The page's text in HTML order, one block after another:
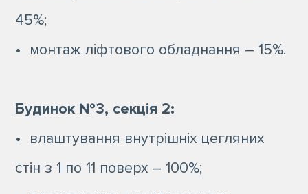
45%;
• монтаж ліфтового обладнання – 15%.
Будинок №3, секція 2:
• влаштування внутрішніх цегляних
стін з 1 по 11 поверх – 100%;